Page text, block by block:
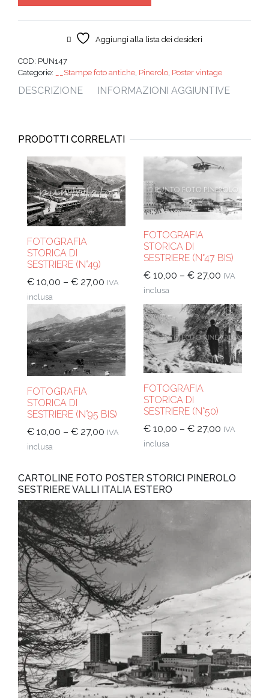
Aggiungi alla lista dei desideri
COD: PUN147
Categorie:
__Stampe foto antiche Pinerolo Poster vintage
DESCRIZIONE INFORMAZIONI AGGIUNTIVE
PRODOTTI CORRELATI
FOTOGRAFIA
STORICA DI
SESTRIERE (N°49)
€ 10,00 – € 27,00 IVA
inclusa
FOTOGRAFIA
STORICA DI
SESTRIERE (N°47 BIS)
€ 10,00 – € 27,00 IVA
inclusa
FOTOGRAFIA
STORICA DI
SESTRIERE (N°95 BIS)
€ 10,00 – € 27,00 IVA
inclusa
FOTOGRAFIA
STORICA DI
SESTRIERE (N°50)
€ 10,00 – € 27,00 IVA
inclusa
CARTOLINE FOTO POSTER STORICI PINEROLO
SESTRIERE VALLI ITALIA ESTERO